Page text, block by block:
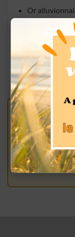
Or
Grenailles
Débris d'or
Attention :
vos
coup ou éraflure
normal est toléré.
Pour les
dans des